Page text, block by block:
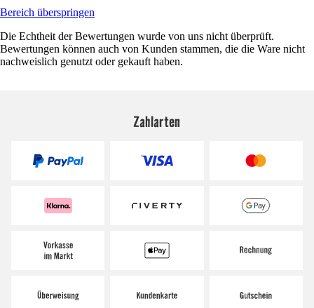
Bereich überspringen
Die Echtheit der Bewertungen wurde von uns nicht überprüft.
Bewertungen können auch von Kunden stammen, die die Ware nicht
nachweislich genutzt oder gekauft haben.
Zahlarten